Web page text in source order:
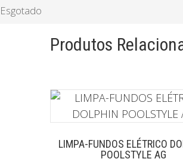
Esgotado
Produtos
LIMPA-FUNDOS ELÉTRICO
POOLSTYLE AG